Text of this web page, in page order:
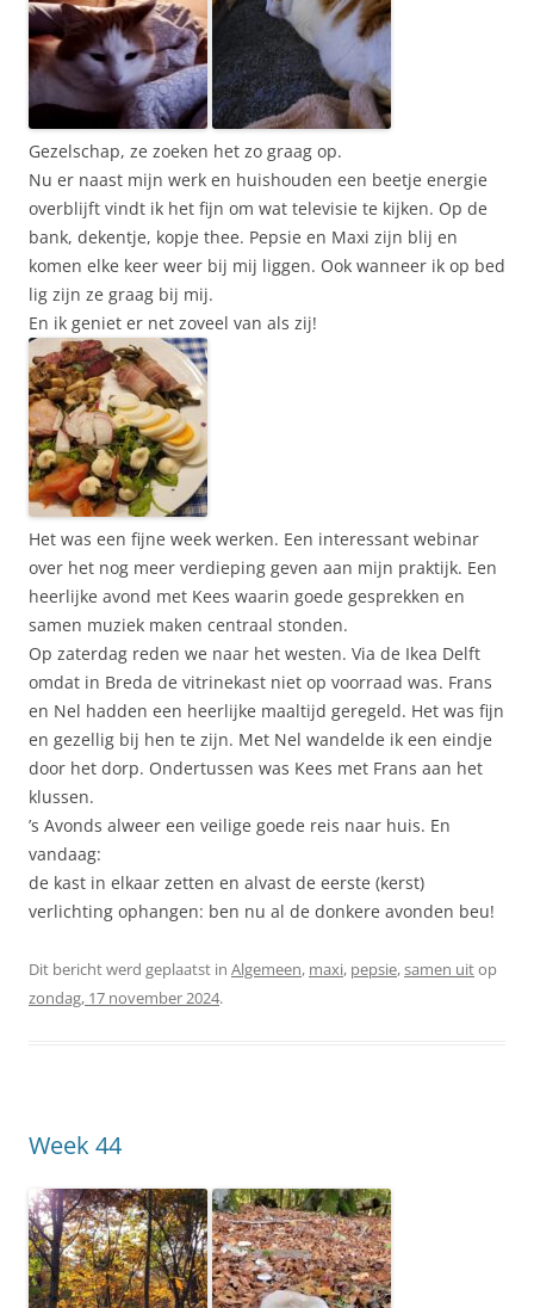
Gezelschap, ze zoeken het zo graag op.
Nu er naast mijn werk en huishouden een beetje energie
overblijft vindt ik het fijn om wat televisie te kijken. Op de
bank, dekentje, kopje thee. Pepsie en Maxi zijn blij en
komen elke keer weer bij mij liggen. Ook wanneer ik op bed
lig zijn ze graag bij mij.
En ik geniet er net zoveel van als zij!
Het was een fijne week werken. Een interessant webinar
over het nog meer verdieping geven aan mijn praktijk. Een
heerlijke avond met Kees waarin goede gesprekken en
samen muziek maken centraal stonden.
Op zaterdag reden we naar het westen. Via de Ikea Delft
omdat in Breda de vitrinekast niet op voorraad was. Frans
en Nel hadden een heerlijke maaltijd geregeld. Het was fijn
en gezellig bij hen te zijn. Met Nel wandelde ik een eindje
door het dorp. Ondertussen was Kees met Frans aan het
klussen.
’s Avonds alweer een veilige goede reis naar huis. En
vandaag:
de kast in elkaar zetten en alvast de eerste (kerst)
verlichting ophangen: ben nu al de donkere avonden beu!
Dit bericht werd geplaatst in Algemeen, maxi, pepsie,samen uitop
zondag, 17 november 2024.
Week 44